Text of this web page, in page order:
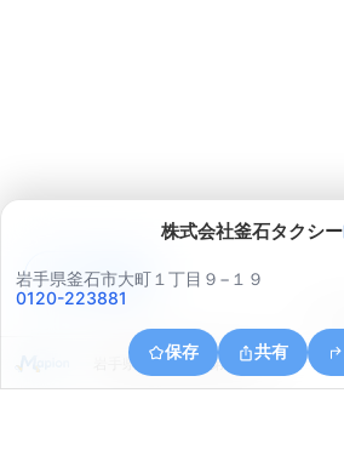
株式会社釜石タクシー
岩手県釜石市大町１丁目９−１９
0120-223881
保存 共有
岩手県釜石市釜石第１地割
アプリで見る